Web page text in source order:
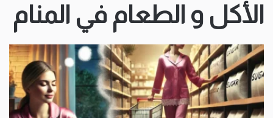
الأكل و الطعام في المنام